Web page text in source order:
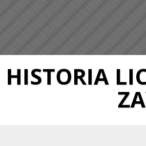
HISTORIA